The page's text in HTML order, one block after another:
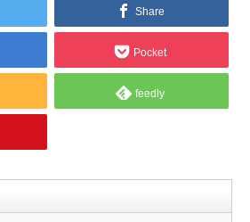
Share
Pocket
feedly